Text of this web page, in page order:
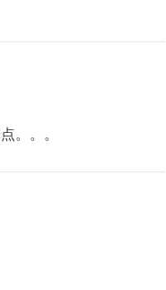
。。。